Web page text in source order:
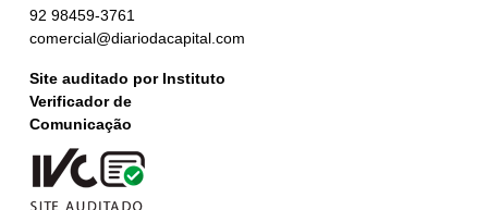
92 98459-3761
comercial@diariodacapital.com
Site auditado por Instituto
Verificador de
Comunicação